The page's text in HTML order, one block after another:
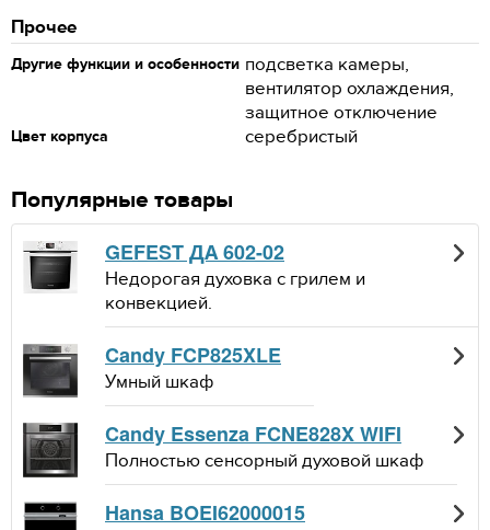
Прочее
Другие функции и особенности подсветка камеры,
вентилятор охлаждения,
защитное отключение
Цвет корпуса серебристый
Популярные товары
GEFEST ДА 602-02
Недорогая духовка с грилем и
конвекцией.
Candy FCP825XLE
Умный шкаф
Candy Essenza FCNE828X WIFI
Полностью сенсорный духовой шкаф
Hansa BOEI62000015